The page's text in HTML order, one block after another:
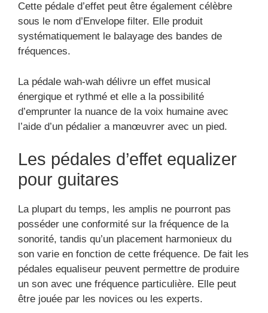
Cette pédale d’effet peut être également célèbre
sous le nom d’Envelope filter. Elle produit
systématiquement le balayage des bandes de
fréquences.
La pédale wah-wah délivre un effet musical
énergique et rythmé et elle a la possibilité
d’emprunter la nuance de la voix humaine avec
l’aide d’un pédalier a manœuvrer avec un pied.
Les pédales d’effet equalizer
pour guitares
La plupart du temps, les amplis ne pourront pas
posséder une conformité sur la fréquence de la
sonorité, tandis qu’un placement harmonieux du
son varie en fonction de cette fréquence. De fait les
pédales equaliseur peuvent permettre de produire
un son avec une fréquence particulière. Elle peut
être jouée par les novices ou les experts.